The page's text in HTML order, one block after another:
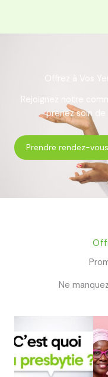
Offrez à Vos
Rejoignez notre
prenez soin
Prendre rendez-vous
Ne